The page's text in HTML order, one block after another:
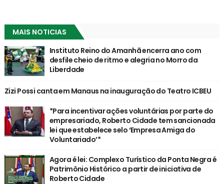
MAIS NOTICIAS
Instituto Reino do Amanhã encerra ano com
desfile cheio de ritmo e alegria no Morro da
Liberdade
Zizi Possi canta em Manaus na inauguração do Teatro ICBEU
*Para incentivar ações voluntárias por parte do
empresariado, Roberto Cidade tem sancionada
lei que estabelece selo ‘Empresa Amiga do
Voluntariado’*
Agora é lei: Complexo Turístico da Ponta Negra é
Patrimônio Histórico a partir de iniciativa de
Roberto Cidade